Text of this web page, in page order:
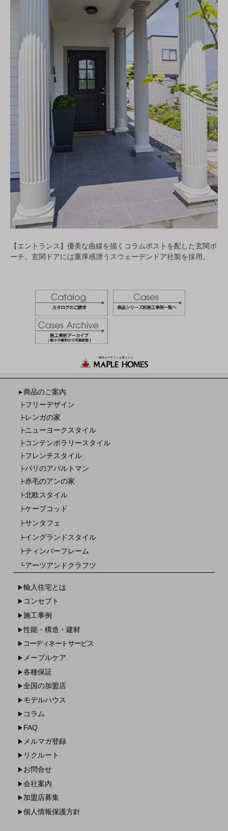
【エントランス】優美な曲線を描くコラムポストを配した玄関ポ
ーチ、玄関ドアには重厚感漂うスウェーデンドア社製を採用。
▼ 商品のご案内
┣フリーデザイン
┣レンガの家
┣ニューヨークスタイル
┣コンテンポラリースタイル
┣フレンチスタイル
┣パリのアパルトマン
┣赤毛のアンの家
┣北欧スタイル
┣ケープコッド
┣サンタフェ
┣イングランドスタイル
┣ティンバーフレーム
┗アーツアンドクラフツ
▶輸入住宅とは
▶ コンセプト
▶施工事例
▶性能・構造・建材
▶ コーディネートサービス
▶ メープルケア
▶各種保証
▶全国の加盟店
▶ モデルハウス
▶ コラム
▶ FAQ
▶ メルマガ登録
▶ リクルート
▶ お問合せ
▶会社案内
▶ 加盟店募集
▶個人情報保護方針